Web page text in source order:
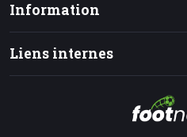
Information
Liens internes